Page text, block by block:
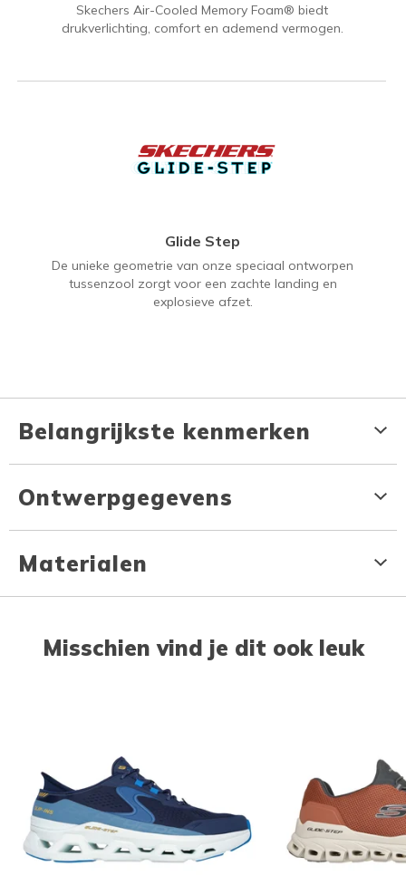
Skechers Air-Cooled Memory Foam® biedt
drukverlichting, comfort en ademend vermogen.
Glide Step
De unieke geometrie van onze speciaal ontworpen
tussenzool zorgt voor een zachte landing en
explosieve afzet.
Belangrijkste kenmerken
Ontwerpgegevens
Materialen
Misschien vind je dit ook leuk